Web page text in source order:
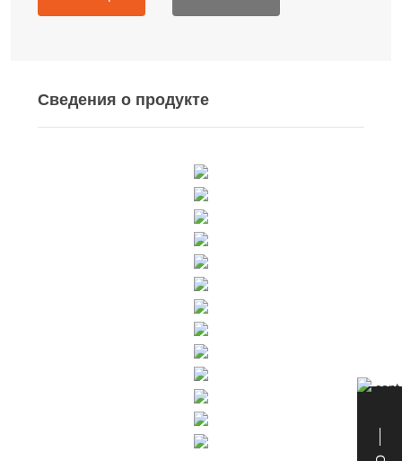
Сведения о продукте